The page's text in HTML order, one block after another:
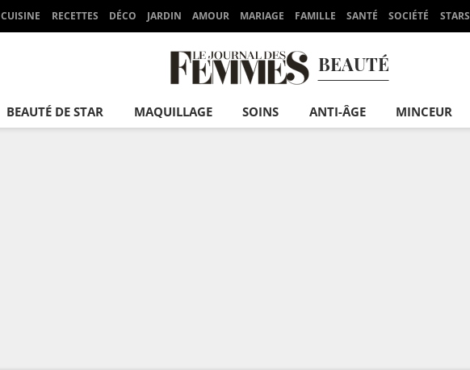
CUISINE RECETTES DÉCO JARDIN AMOUR MARIAGE FAMILLE SANTÉ SOCIÉTÉ STARS
BEAUTÉ
BEAUTÉ DE STAR MAQUILLAGE SOINS ANTI-ÂGE MINCEUR